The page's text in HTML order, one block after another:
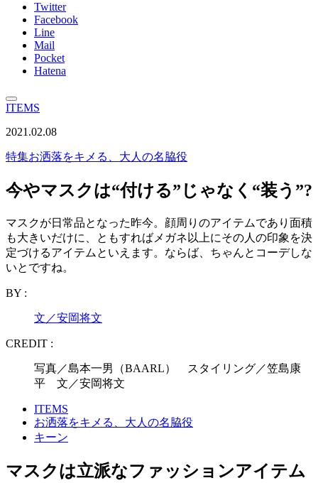
Twitter
Facebook
Line
Mail
Pocket
Hatena
ITEMS
2021.02.08
特集お洒落をキメる、大人の名脇役
今やマスクは“付ける”じゃなく“装う”?
マスクが日常品となった昨今。顔周りのアイテムであり面積
も大きいだけに、ともすればメガネ以上にその人の印象を決
定づけるアイテムといえます。ならば、ちゃんとコーデしな
いとですね。
BY :
文／安岡将文
CREDIT :
写真／島本一男（BAARL） スタイリング／笠島康
平 文／安岡将文
ITEMS
お洒落をキメる、大人の名脇役
キーン
マスクは立派なファッションアイテム